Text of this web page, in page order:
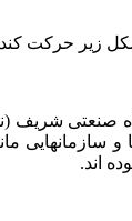
شکل زیر حرکت
صنعتی
اند.